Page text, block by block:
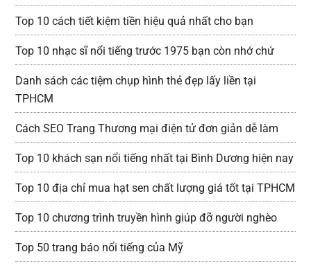
Top 10 cách tiết kiệm tiền hiệu quả nhất cho bạn
Top 10 nhạc sĩ nổi tiếng trước 1975 bạn còn nhớ chứ
Danh sách các tiệm chụp hình thẻ đẹp lấy liền tại
TPHCM
Cách SEO Trang Thương mại điện tử đơn giản dễ làm
Top 10 khách sạn nổi tiếng nhất tại Bình Dương hiện nay
Top 10 địa chỉ mua hạt sen chất lượng giá tốt tại TPHCM
Top 10 chương trình truyền hình giúp đỡ người nghèo
Top 50 trang báo nổi tiếng của Mỹ